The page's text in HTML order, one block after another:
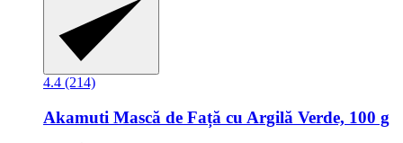
4.4 (214)
Akamuti Mască de Față cu Argilă Verde, 100 g